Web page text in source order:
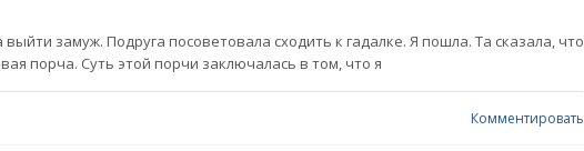
выйти замуж. Подруга посоветовала сходить к гадалке. Я пошла. Та сказала, что
порча. Суть этой порчи заключалась в том, что я
Комментировать